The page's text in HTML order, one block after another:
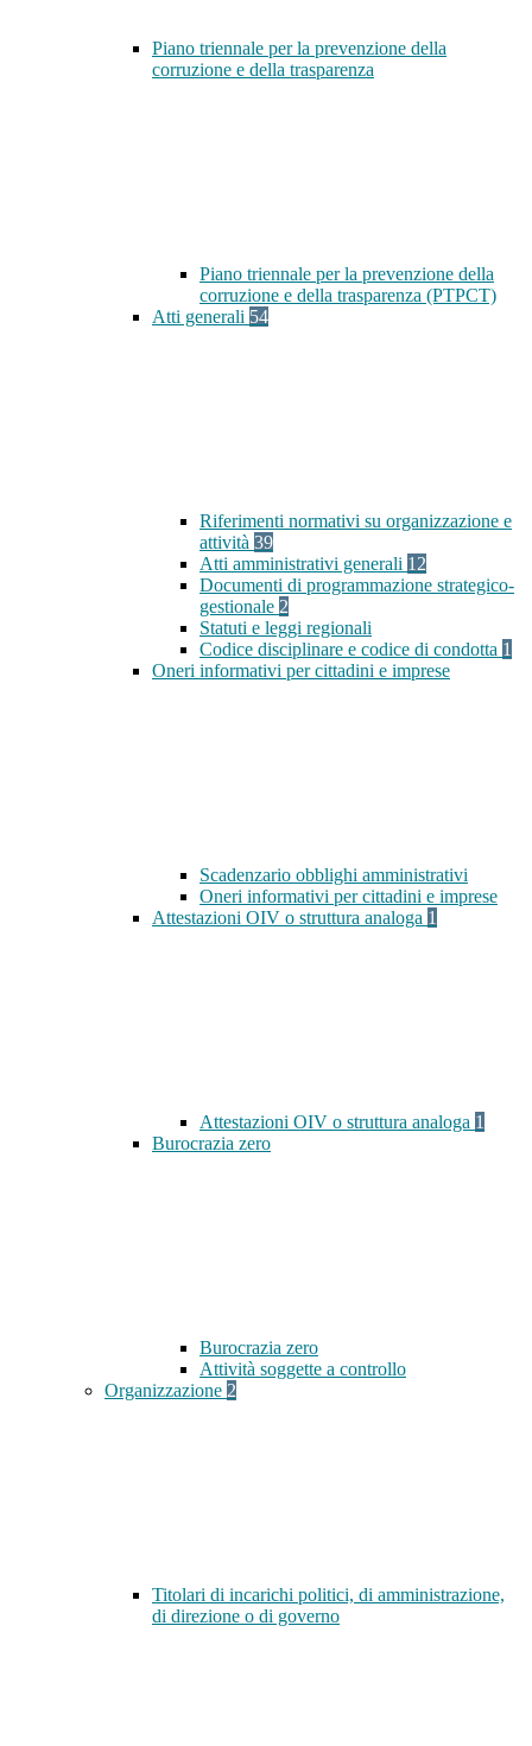
Piano triennale per la prevenzione della
corruzione e della trasparenza
Piano triennale per la prevenzione della
corruzione e della trasparenza (PTPCT)
Atti generali 54
Riferimenti normativi su organizzazione e
attività 39
Atti amministrativi generali 12
Documenti di programmazione strategico-
gestionale 2
Statuti e leggi regionali
Codice disciplinare e codice di condotta 1
Oneri informativi per cittadini e imprese
Scadenzario obblighi amministrativi
Oneri informativi per cittadini e imprese
Attestazioni OIV o struttura analoga 1
Attestazioni OIV o struttura analoga 1
Burocrazia zero
Burocrazia zero
Attività soggette a controllo
Organizzazione 2
Titolari di incarichi politici, di amministrazione,
di direzione o di governo